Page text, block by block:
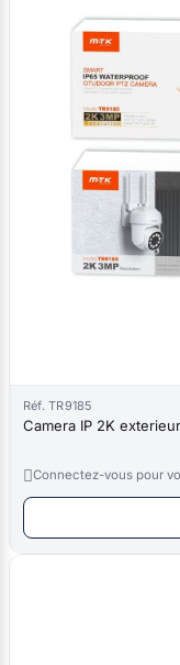
Réf. TR9185
Camera IP 2K
Connectez-vous pour